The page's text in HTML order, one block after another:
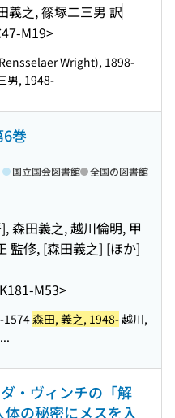
義之, 篠塚二三男 訳
M19>
Wright), 1898-
男, 1948-
6巻
森田義之, 越川倫明, 甲
監修, [森田義之] [ほか]
M53>
国立国会図書館 全国の図書館
1574森田, 義之, 1948-越川,
・ヴィンチの「解
体の秘密にメスを入